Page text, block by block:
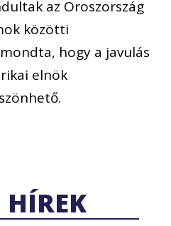
az Oroszország
közötti
hogy a javulás
elnök